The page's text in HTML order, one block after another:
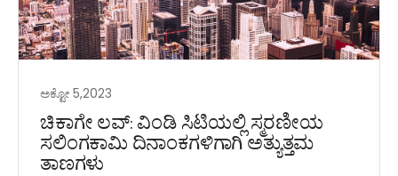
ಅಕ್ಟೋ 5,2023
ಚಿಕಾಗೇ ಲವ್: ವಿಂಡಿ ಸಿಟಿಯಲ್ಲಿ ಸ್ಮರಣೀಯ
ಸಲಿಂಗಕಾಮಿ ದಿನಾಂಕಗಳಿಗಾಗಿ ಅತ್ಯುತ್ತಮ
ತಾಣಗಳು